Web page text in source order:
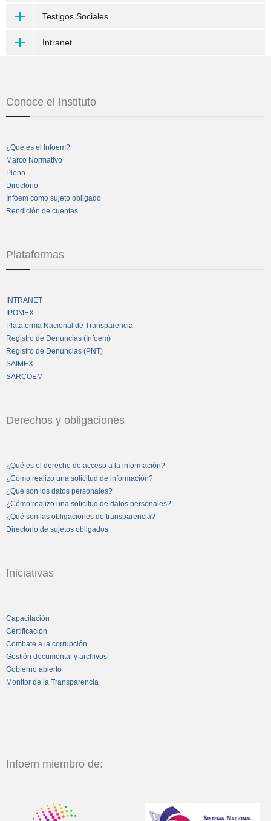
Testigos Sociales
Intranet
Conoce el Instituto
¿Qué es el Infoem?
Marco Normativo
Pleno
Directorio
Infoem como sujeto obligado
Rendición de cuentas
Plataformas
INTRANET
IPOMEX
Plataforma Nacional de Transparencia
Registro de Denuncias (Infoem)
Registro de Denuncias (PNT)
SAIMEX
SARCOEM
Derechos y obligaciones
¿Qué es el derecho de acceso a la información?
¿Cómo realizo una solicitud de información?
¿Qué son los datos personales?
¿Cómo realizo una solicitud de datos personales?
¿Qué son las obligaciones de transparencia?
Directorio de sujetos obligados
Iniciativas
Capacitación
Certificación
Combate a la corrupción
Gestión documental y archivos
Gobierno abierto
Monitor de la Transparencia
Infoem miembro de: